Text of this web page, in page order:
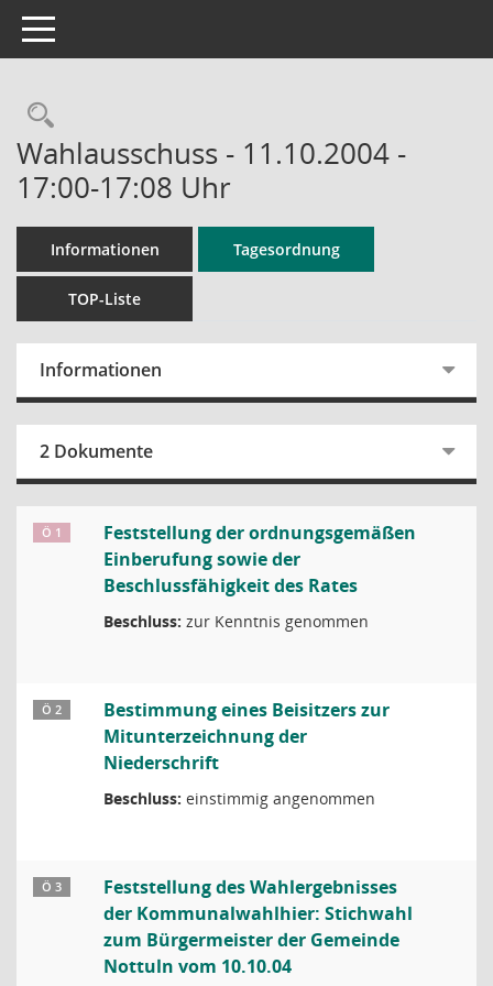
Toggle navigation
Rechercheauswahl
Wahlausschuss - 11.10.2004 -
17:00-17:08 Uhr
Informationen Tagesordnung
TOP-Liste
Informationen
2 Dokumente
Ö 1
Feststellung der ordnungsgemäßen
Einberufung sowie der
Beschlussfähigkeit des Rates
Beschluss: zur Kenntnis genommen
Ö 2
Bestimmung eines Beisitzers zur
Mitunterzeichnung der
Niederschrift
Beschluss: einstimmig angenommen
Ö 3
Feststellung des Wahlergebnisses
der Kommunalwahlhier: Stichwahl
zum Bürgermeister der Gemeinde
Nottuln vom 10.10.04